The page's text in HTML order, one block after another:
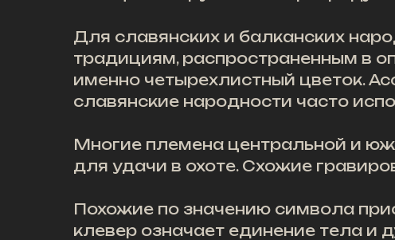
Для славянских и балканских
традициям, распространенным в
именно четырехлистный цветок.
славянские народности часто
Многие племена центральной и
для удачи в охоте. Схожие
Похожие по значению символа
клевер означает единение тела и